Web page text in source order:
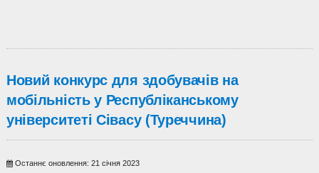
Новий конкурс для здобувачів на
мобільність у Республіканському
університеті Сівасу (Туреччина)
Останнє оновлення: 21 січня 2023